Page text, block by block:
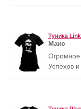
Туника
Макс
Огромное
Успехов